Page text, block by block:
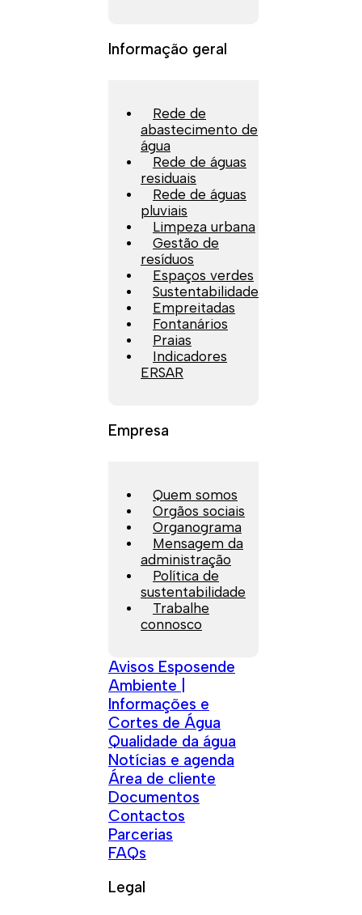
Informação geral
Rede de
abastecimento de
água
Rede de águas
residuais
Rede de águas
pluviais
Limpeza urbana
Gestão de
resíduos
Espaços verdes
Sustentabilidade
Empreitadas
Fontanários
Praias
Indicadores
ERSAR
Empresa
Quem somos
Orgãos sociais
Organograma
Mensagem da
administração
Política de
sustentabilidade
Trabalhe
connosco
Avisos Esposende
Ambiente |
Informações e
Cortes de Água
Qualidade da água
Notícias e agenda
Área de cliente
Documentos
Contactos
Parcerias
FAQs
Legal